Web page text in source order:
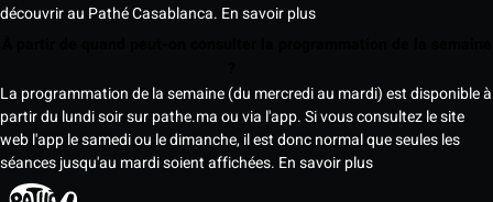
découvrir au Pathé Casablanca. En savoir plus
La programmation de la semaine (du mercredi au mardi) est disponible à
partir du lundi soir sur pathe.ma ou via l'app. Si vous consultez le site
web l'app le samedi ou le dimanche, il est donc normal que seules les
séances jusqu'au mardi soient affichées. En savoir plus